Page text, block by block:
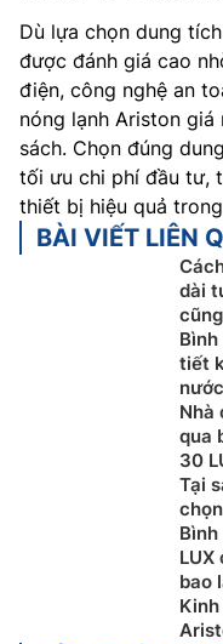
Dù lựa chọn dung
được đánh giá cao
điện, công nghệ an
nóng lạnh Ariston
sách. Chọn đúng
tối ưu chi phí đầu tư,
thiết bị hiệu quả
BÀI VIẾT LIÊN
dài
tiết
Nhà
qua
30
Tại
bao